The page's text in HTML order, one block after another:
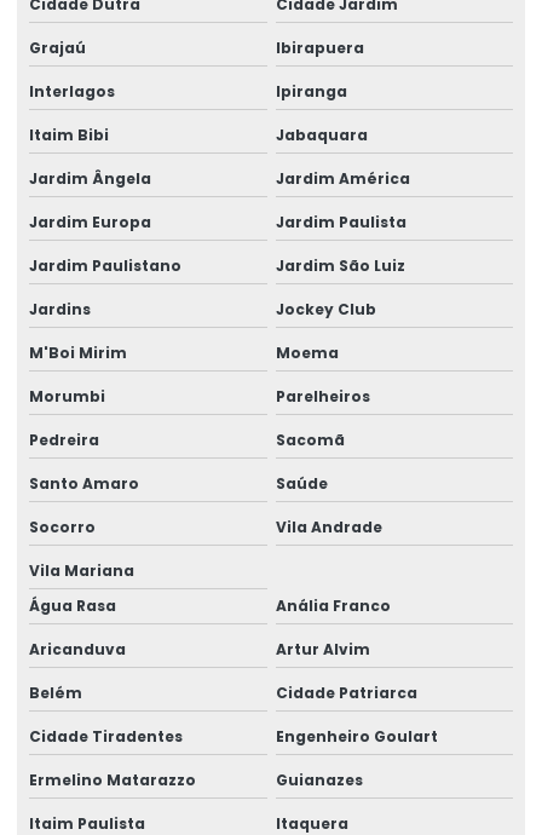
Despachante aduaneiro custo
Despachante aduaneiro empresa
Despachante aduaneiro para importação
Despachante aduaneiro para importar
Despachante aduaneiro logística internacional
Despachante aduaneiro mercosul
Despachante aduaneiro minas gerais
Despachante aduaneiro online
Despachante aduaneiro preço
Despachante aduaneiro quanto custa
Despachante aduaneiro rio de janeiro
Despachante aduaneiro em são paulo
Despachante aduaneiro valor
Despacho aduaneiro
Despacho aduaneiro para consumo
Grajaú Ibirapuera
Interlagos Ipiranga
Itaim Bibi Jabaquara
Jardim Ângela Jardim América
Jardim Europa Jardim Paulista
Jardim Paulistano Jardim São Luiz
Jardins Jockey Club
M'Boi Mirim Moema
Morumbi Parelheiros
Pedreira Sacomã
Santo Amaro Saúde
Socorro Vila Andrade
Vila Mariana
Água Rasa
Anália Franco
Aricanduva Artur Alvim
Belém Cidade Patriarca
Cidade Tiradentes Engenheiro Goulart
Ermelino Matarazzo Guianazes
Itaim Paulista Itaquera